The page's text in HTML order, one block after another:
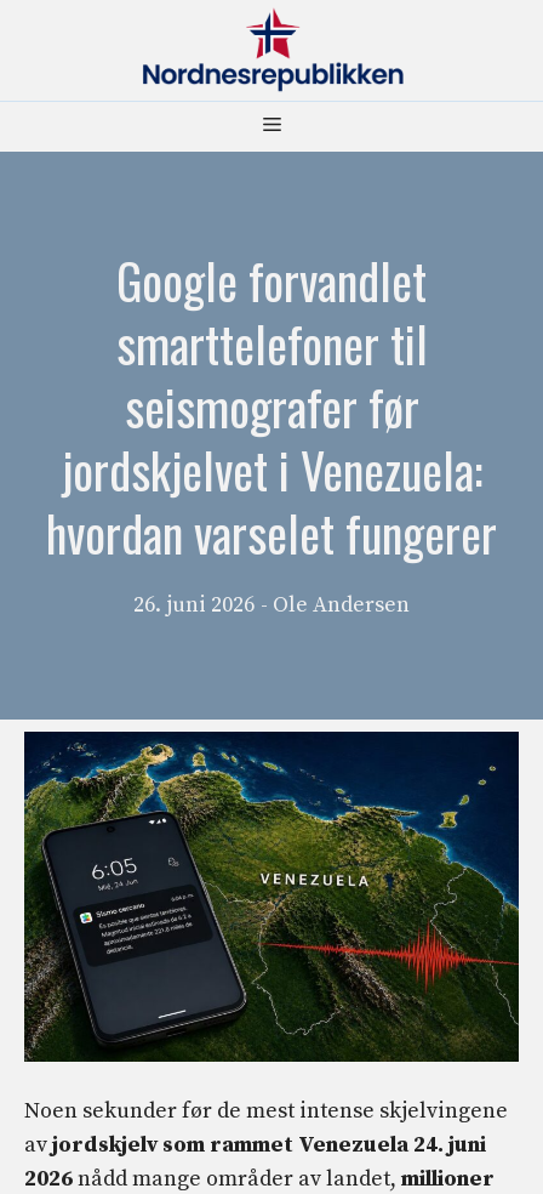
Meny
Google forvandlet
smarttelefoner til
seismografer før
jordskjelvet i Venezuela:
hvordan varselet fungerer
26. juni 2026 - Ole Andersen
Noen sekunder før de mest intense skjelvingene
avjordskjelv som rammet Venezuela 24. juni
2026nådd mange områder av landet, millioner